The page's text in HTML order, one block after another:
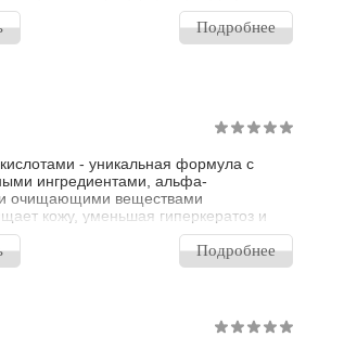
Подробнее
- уникальная формула с
ингредиентами, альфа-
очищающими веществами
кожу, уменьшая гиперкератоз и
Прекрасно удаляет загрязнения,
и ороговевшие клетки кожи.
более нежная и сияющая.
Подробнее